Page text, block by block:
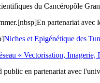
du Cancéropôle
partenariat avec
Niches et Epigénétique des
« Vectorisation, Imagerie,
public en partenariat avec